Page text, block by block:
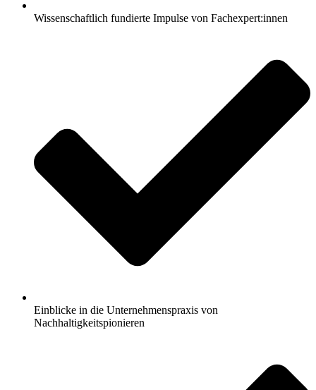
Wissenschaftlich fundierte Impulse von Fachexpert:innen
Einblicke in die Unternehmenspraxis von
Nachhaltigkeitspionieren